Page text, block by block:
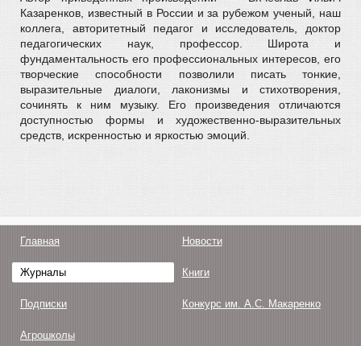
Казаренков, известный в России и за рубежом ученый, наш
коллега, авторитетный педагог и исследователь, доктор
педагогических наук, профессор. Широта и
фундаментальность его профессиональных интересов, его
творческие способности позволили писать тонкие,
выразительные диалоги, лаконизмы и стихотворения,
сочинять к ним музыку. Его произведения отличаются
доступностью формы и художественно-выразительных
средств, искренностью и яркостью эмоций.
Главная Новости
Журналы Книги
Подписки Конкурс им. А.С. Макаренко
Агрошколы